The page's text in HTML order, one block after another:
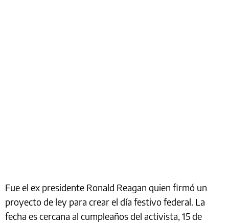
Fue el ex presidente Ronald Reagan quien firmó un
proyecto de ley para crear el día festivo federal. La
fecha es cercana al cumpleaños del activista, 15 de